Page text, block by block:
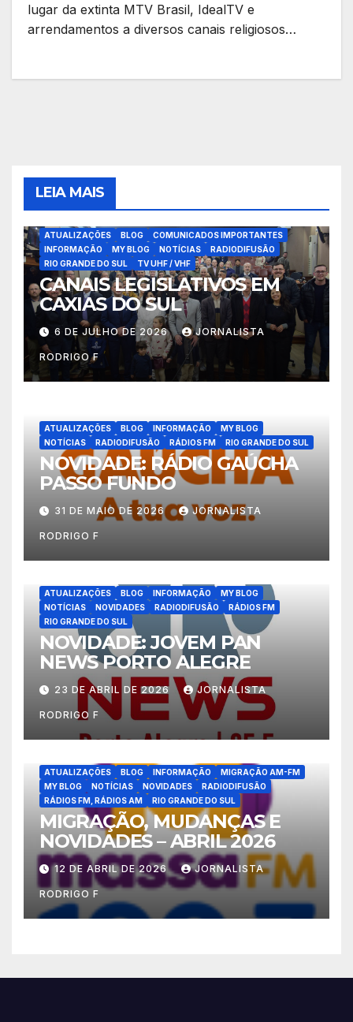
lugar da extinta MTV Brasil, IdealTV e
arrendamentos a diversos canais religiosos…
LEIA MAIS
ATUALIZAÇÕES BLOG
COMUNICADOS IMPORTANTES
INFORMAÇÃO
MY BLOG NOTÍCIAS
RADIODIFUSÃO
RIO GRANDE DO SUL
TV UHF / VHF
CANAIS LEGISLATIVOS EM
CAXIAS DO SUL
6 DE JULHO DE 2026 JORNALISTA
RODRIGO F
ATUALIZAÇÕES BLOG INFORMAÇÃO
MY BLOG
NOTÍCIAS
RADIODIFUSÃO RÁDIOS FM RIO GRANDE DO SUL
NOVIDADE: RÁDIO GAÚCHA
PASSO FUNDO
31 DE MAIO DE 2026 JORNALISTA
RODRIGO F
ATUALIZAÇÕES BLOG INFORMAÇÃO
MY BLOG
NOTÍCIAS
NOVIDADES RADIODIFUSÃO
RÁDIOS FM
RIO GRANDE DO SUL
NOVIDADE: JOVEM PAN
NEWS PORTO ALEGRE
23 DE ABRIL DE 2026 JORNALISTA
RODRIGO F
ATUALIZAÇÕES BLOG INFORMAÇÃO
MIGRAÇÃO AM-FM
MY BLOG
NOTÍCIAS NOVIDADES
RADIODIFUSÃO
RÁDIOS FM, RÁDIOS AM
RIO GRANDE DO SUL
MIGRAÇÃO, MUDANÇAS E
NOVIDADES – ABRIL 2026
12 DE ABRIL DE 2026 JORNALISTA
RODRIGO F